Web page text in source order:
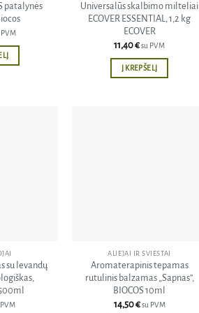
patalynės
PVM
Universalūs skalbimo milteliai
ECOVER ESSENTIAL, 1,2 kg
ECOVER
11,40€su PVM
Į KREPŠELĮ
su levandų
ALIEJAI IR SVIESTAI
Aromaterapinis tepamas
rutulinis balzamas „Sapnas”,
BIOCOS 10ml
14,50€ su PVM